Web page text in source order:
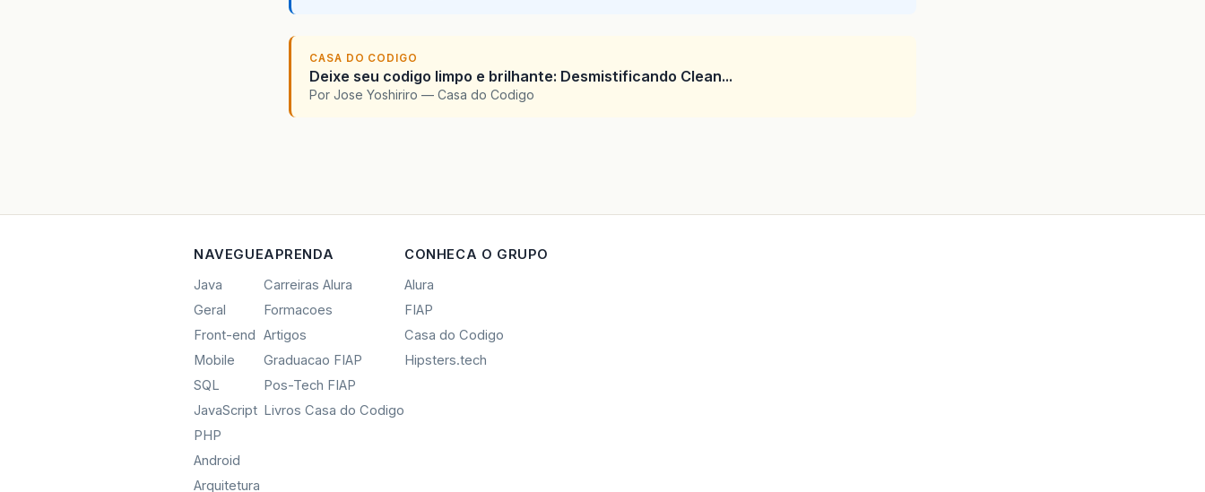
CASA DO CODIGO
Deixe seu codigo limpo e brilhante: Desmistificando Clean...
Por Jose Yoshiriro — Casa do Codigo
NAVEGUE
Java
Geral
Front-end
Mobile
SQL
JavaScript
PHP
Android
Arquitetura
APRENDA
Carreiras Alura
Formacoes
Artigos
Graduacao FIAP
Pos-Tech FIAP
Livros Casa do Codigo
CONHECA O GRUPO
Alura
FIAP
Casa do Codigo
Hipsters.tech